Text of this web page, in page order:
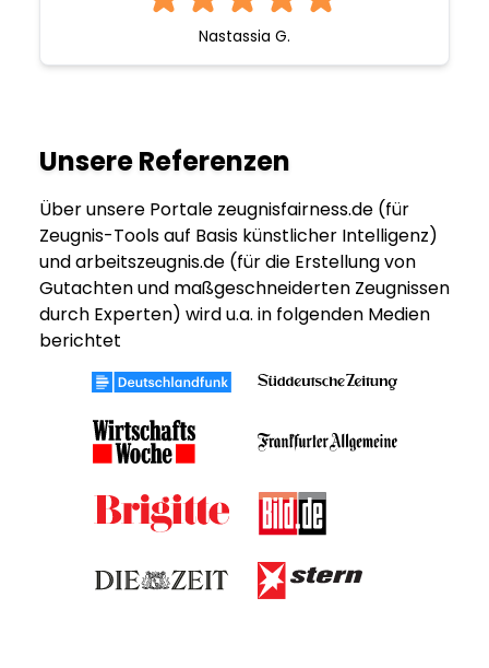
Nastassia G.
Unsere Referenzen
Über unsere Portale zeugnisfairness.de (für
Zeugnis-Tools auf Basis künstlicher Intelligenz)
und arbeitszeugnis.de (für die Erstellung von
Gutachten und maßgeschneiderten Zeugnissen
durch Experten) wird u.a. in folgenden Medien
berichtet